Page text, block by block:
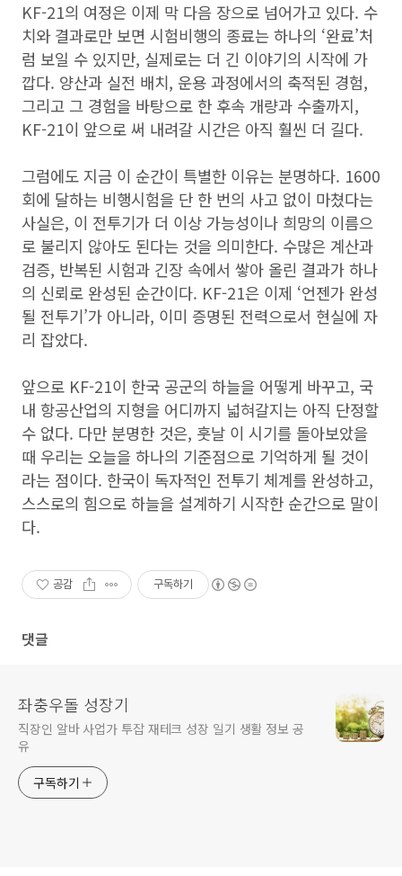
KF-21의 여정은 이제 막 다음 장으로 넘어가고 있다. 수
치와 결과로만 보면 시험비행의 종료는 하나의 ‘완료’처
럼 보일 수 있지만, 실제로는 더 긴 이야기의 시작에 가
깝다. 양산과 실전 배치, 운용 과정에서의 축적된 경험,
그리고 그 경험을 바탕으로 한 후속 개량과 수출까지,
KF-21이 앞으로 써 내려갈 시간은 아직 훨씬 더 길다.
그럼에도 지금 이 순간이 특별한 이유는 분명하다. 1600
회에 달하는 비행시험을 단 한 번의 사고 없이 마쳤다는
사실은, 이 전투기가 더 이상 가능성이나 희망의 이름으
로 불리지 않아도 된다는 것을 의미한다. 수많은 계산과
검증, 반복된 시험과 긴장 속에서 쌓아 올린 결과가 하나
의 신뢰로 완성된 순간이다. KF-21은 이제 ‘언젠가 완성
될 전투기’가 아니라, 이미 증명된 전력으로서 현실에 자
리 잡았다.
앞으로 KF-21이 한국 공군의 하늘을 어떻게 바꾸고, 국
내 항공산업의 지형을 어디까지 넓혀갈지는 아직 단정할
수 없다. 다만 분명한 것은, 훗날 이 시기를 돌아보았을
때 우리는 오늘을 하나의 기준점으로 기억하게 될 것이
라는 점이다. 한국이 독자적인 전투기 체계를 완성하고,
스스로의 힘으로 하늘을 설계하기 시작한 순간으로 말이
다.
공감 구독하기
댓글
좌충우돌 성장기
직장인 알바 사업가 투잡 재테크 성장 일기 생활 정보 공
유
구독하기